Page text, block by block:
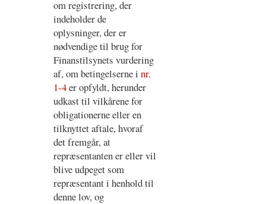
om registrering, der
indeholder de
oplysninger, der er
nødvendige til brug for
Finanstilsynets vurdering
af, om betingelserne inr.
1-4er opfyldt, herunder
udkast til vilkårene for
obligationerne eller en
tilknyttet aftale, hvoraf
det fremgår, at
repræsentanten er eller vil
blive udpeget som
repræsentant i henhold til
denne lov, og